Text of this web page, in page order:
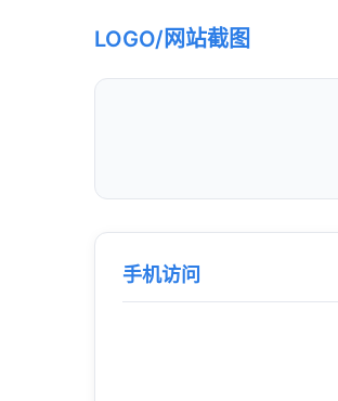
装备，从各国制式枪械到防
LOGO/网站截图
手机访问